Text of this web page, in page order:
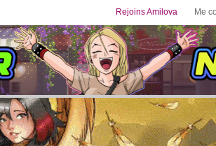
Me
Rejoins Amilova